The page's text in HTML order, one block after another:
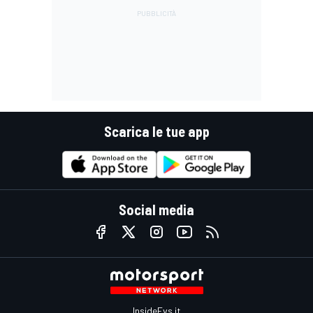
Scarica le tue app
Social media